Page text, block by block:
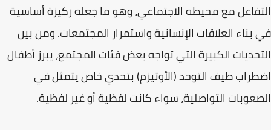
التفاعل مع محيطه الاجتماعي، وهو ما جعله ركيزة أساسية
في بناء العلاقات الإنسانية واستمرار المجتمعات. ومن بين
التحديات الكبيرة التي تواجه بعض فئات المجتمع، يبرز أطفال
اضطراب طيف التوحد (الأوتيزم) بتحدي خاص يتمثل في
الصعوبات التواصلية، سواء كانت لفظية أو غير لفظية.